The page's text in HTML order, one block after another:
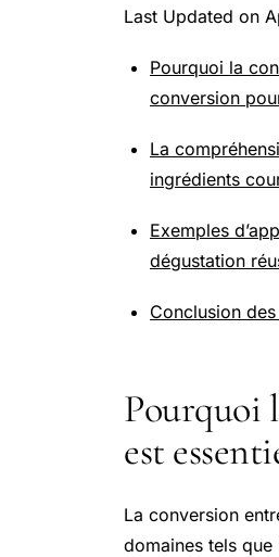
Last Updated on
Pourquoi la
conversion
La
ingrédients
Exemples
dégustation
Conclusion
Pourquoi
est
La conversion
domaines tels que